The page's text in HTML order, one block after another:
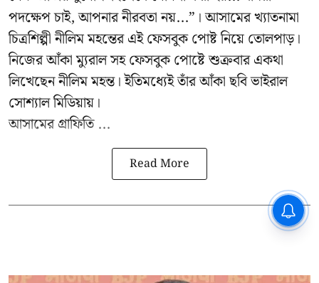
পদক্ষেপ চাই, আপনার নীরবতা নয়...”। আসামের খ্যাতনামা
চিত্রশিল্পী নীলিম মহন্তের এই ফেসবুক পোষ্ট নিয়ে তোলপাড়।
নিজের আঁকা ম্যুরাল সহ ফেসবুক পোষ্টে শুক্রবার একথা
লিখেছেন নীলিম মহন্ত। ইতিমধ্যেই তাঁর আঁকা ছবি ভাইরাল
সোশ্যাল মিডিয়ায়।
আসামের গ্রাফিতি ...
Read More
CPIM: ৬০ লক্ষ নাম বিবেচনাধীন রেখে